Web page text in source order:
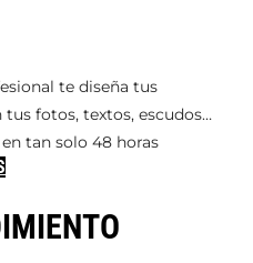
te diseña tus
tus fotos, textos, escudos…
tan solo 48 horas